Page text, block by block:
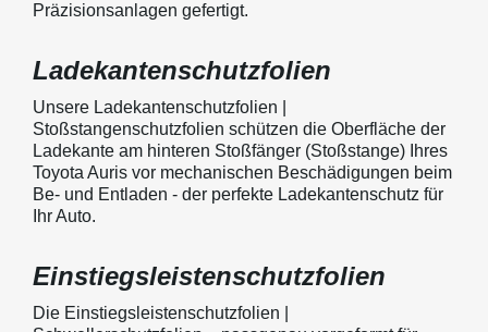
Präzisionsanlagen gefertigt.
Ladekantenschutzfolien
Unsere Ladekantenschutzfolien |
Stoßstangenschutzfolien schützen die Oberfläche der
Ladekante am hinteren Stoßfänger (Stoßstange) Ihres
Toyota Auris vor mechanischen Beschädigungen beim
Be- und Entladen - der perfekte Ladekantenschutz für
Ihr Auto.
Einstiegsleistenschutzfolien
Die Einstiegsleistenschutzfolien |